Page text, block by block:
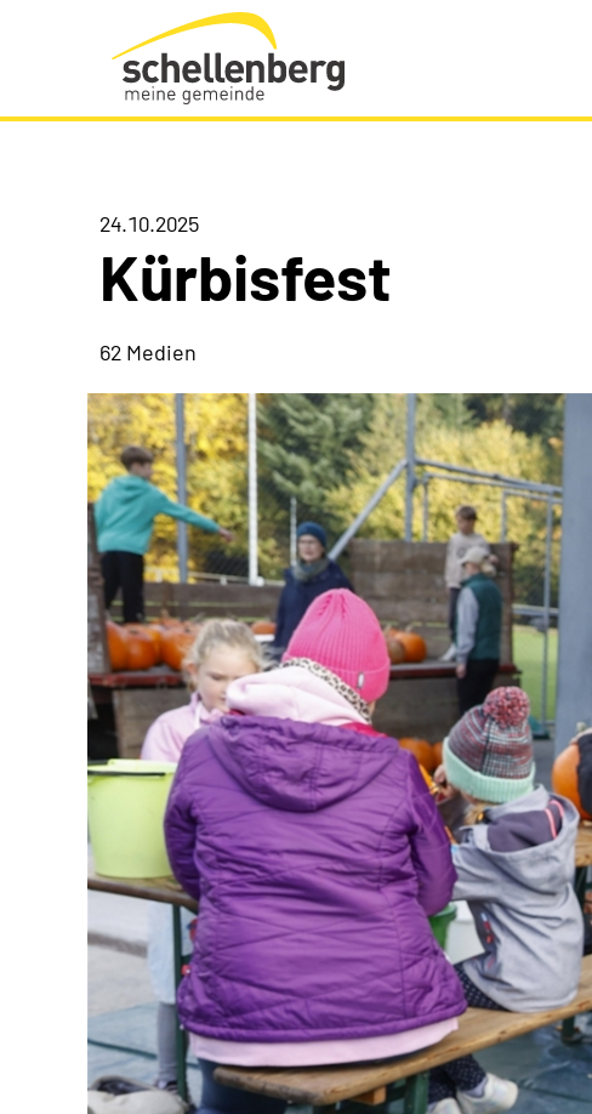
Gemeinde Schellenberg Startseite
24.10.2025
Kürbisfest
62 Medien